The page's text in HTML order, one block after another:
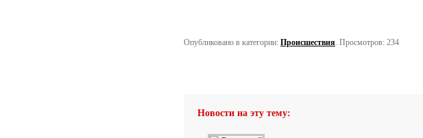
Опубликовано в категории: Происшествия. Просмотров: 234
Новости на эту тему: